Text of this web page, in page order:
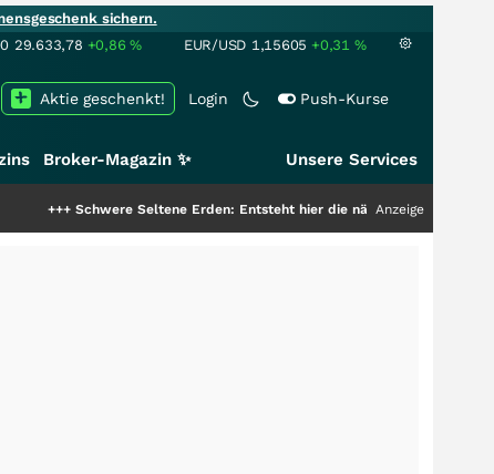
sichern.
29.633,78 +0,86% EUR/USD 1,15605 +0,31 %
Login Push-Kurse
Aktie geschenkt!
Broker-Magazin ✨ Unsere Services
Seltene Erden: Entsteht hier die nächste Milliardenstory?
Anzeige